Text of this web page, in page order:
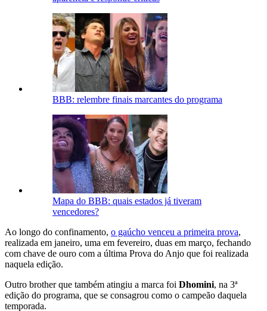
BBB: relembre finais marcantes do programa
Mapa do BBB: quais estados já tiveram
vencedores?
Ao longo do confinamento, o gaúcho venceu a primeira prova,
realizada em janeiro, uma em fevereiro, duas em março, fechando
com chave de ouro com a última Prova do Anjo que foi realizada
naquela edição.
Outro brother que também atingiu a marca foi Dhomini, na 3ª
edição do programa, que se consagrou como o campeão daquela
temporada.